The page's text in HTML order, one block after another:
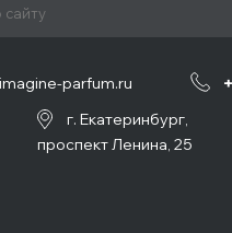
parfum.ru
г. Екатеринбург,
проспект Ленина, 25